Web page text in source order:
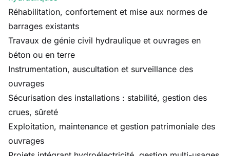
Réhabilitation, confortement et mise aux normes de
barrages existants
Travaux de génie civil hydraulique et ouvrages en
béton ou en terre
Instrumentation, auscultation et surveillance des
ouvrages
Sécurisation des installations : stabilité, gestion des
crues, sûreté
Exploitation, maintenance et gestion patrimoniale des
ouvrages